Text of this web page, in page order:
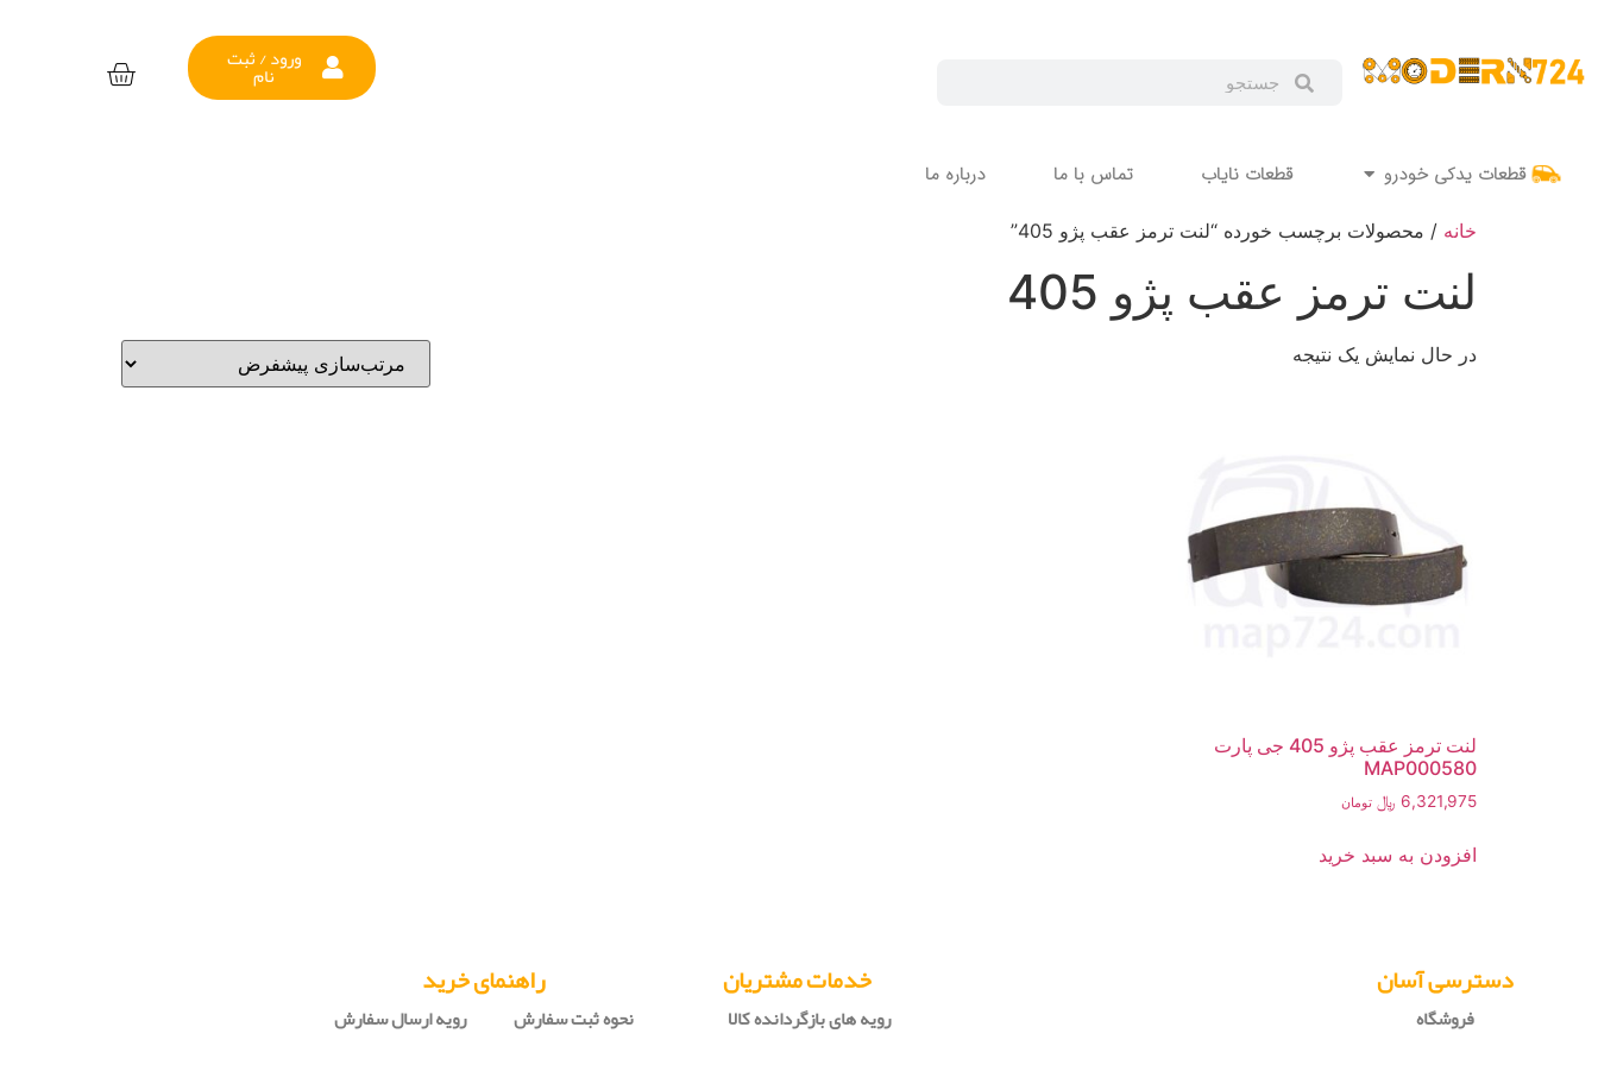
ورود / ثبت
نام
قطعات یدکی خودرو قطعات نایاب تماس با ما درباره ما
خانه / محصولات برچسب خورده “لنت ترمز عقب پژو 405”
لنت ترمز عقب پژو 405
در حال نمایش یک نتیجه
لنت ترمز عقب پژو 405 جی پارت
MAP000580
6,321,975 ﷼ تومان
افزودن به سبد خرید
دسترسی آسان
فروشگاه
خدمات مشتریان
رویه های بازگردانده کالا
راهنمای خرید
نحوه ثبت سفارش
رویه ارسال سفارش